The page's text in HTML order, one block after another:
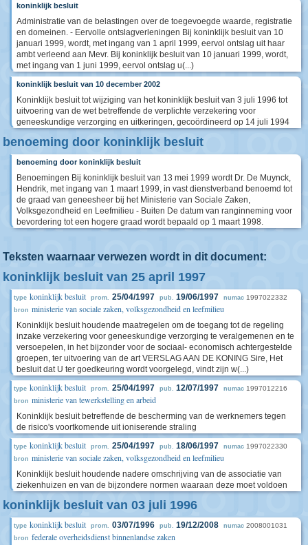
koninklijk besluit
Administratie van de belastingen over de toegevoegde waarde, registratie
en domeinen. - Eervolle ontslagverleningen Bij koninklijk besluit van 10
januari 1999, wordt, met ingang van 1 april 1999, eervol ontslag uit haar
ambt verleend aan Mevr. Bij koninklijk besluit van 10 januari 1999, wordt,
met ingang van 1 juni 1999, eervol ontslag u(...)
koninklijk besluit van 10 december 2002
Koninklijk besluit tot wijziging van het koninklijk besluit van 3 juli 1996 tot
uitvoering van de wet betreffende de verplichte verzekering voor
geneeskundige verzorging en uitkeringen, gecoördineerd op 14 juli 1994
benoeming door koninklijk besluit
benoeming door koninklijk besluit
Benoemingen Bij koninklijk besluit van 13 mei 1999 wordt Dr. De Muynck,
Hendrik, met ingang van 1 maart 1999, in vast dienstverband benoemd tot
de graad van geneesheer bij het Ministerie van Sociale Zaken,
Volksgezondheid en Leefmilieu - Buiten De datum van ranginneming voor
bevordering tot een hogere graad wordt bepaald op 1 maart 1998.
Teksten waarnaar verwezen wordt in dit document:
koninklijk besluit van 25 april 1997
type koninklijk besluit prom. 25/04/1997 pub. 19/06/1997 numac 1997022332
bron ministerie van sociale zaken, volksgezondheid en leefmilieu
Koninklijk besluit houdende maatregelen om de toegang tot de regeling
inzake verzekering voor geneeskundige verzorging te veralgemenen en te
versoepelen, in het bijzonder voor de sociaal- economisch achtergestelde
groepen, ter uitvoering van de art VERSLAG AAN DE KONING Sire, Het
besluit dat U ter goedkeuring wordt voorgelegd, vindt zijn w(...)
type koninklijk besluit prom. 25/04/1997 pub. 12/07/1997 numac 1997012216
bron ministerie van tewerkstelling en arbeid
Koninklijk besluit betreffende de bescherming van de werknemers tegen
de risico's voortkomende uit ioniserende straling
type koninklijk besluit prom. 25/04/1997 pub. 18/06/1997 numac 1997022330
bron ministerie van sociale zaken, volksgezondheid en leefmilieu
Koninklijk besluit houdende nadere omschrijving van de associatie van
ziekenhuizen en van de bijzondere normen waaraan deze moet voldoen
koninklijk besluit van 03 juli 1996
type koninklijk besluit prom. 03/07/1996 pub. 19/12/2008 numac 2008001031
bron federale overheidsdienst binnenlandse zaken